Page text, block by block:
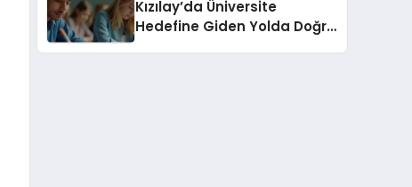
Kızılay’da Üniversite
Hedefine Giden Yolda Doğru